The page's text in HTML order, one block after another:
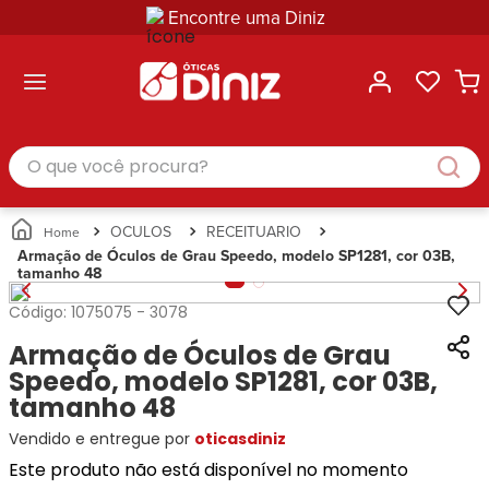
Encontre uma Diniz
Masculino
Feminino
Infantil
Unissex
Busque
Por
Marcas
Ana
Hickmann
Bulget
Miu-
Miu
Guess
Lacoste
Categorias
Masculino
Feminino
Infantil
Unissex
Busque
Por
Marcas
Ban
Prada
Ana
Hickmann
Tecnol
Correntes
para
Óculos
Estojos
para
Óculos
Soluções
Cuidados
Busque
Ray-
Ban
Prada
Exchange
Hilfiger
Ana
Hickmann
Guess
Speedo
Categoria
Armações
de Óculos
Óculos
de Sol
Corrente
para
Óculos
Estojo
para
Óculos
Gênero
Masculino
Feminino
O que você procura?
OCULOS
RECEITUARIO
Armação de Óculos de Grau Speedo, modelo SP1281, cor 03B,
tamanho 48
Código: 1075075 - 3078
Armação de Óculos de Grau
Speedo, modelo SP1281, cor 03B,
tamanho 48
Vendido e entregue por oticasdiniz
Este produto não está disponível no momento